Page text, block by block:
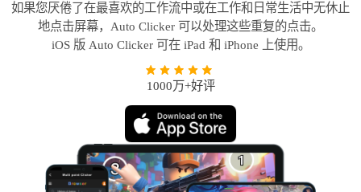
如果您厌倦了在最喜欢的工作流中或在工作和日常生活中无休止
地点击屏幕，Auto Clicker 可以处理这些重复的点击。
iOS 版 Auto Clicker 可在 iPad 和 iPhone 上使用。
1000万+好评